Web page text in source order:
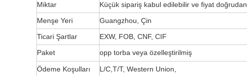
Miktar
Küçük sipariş kabul edilebilir ve fiyat
Menşe Yeri
Guangzhou, Çin
Ticari Şartlar
EXW, FOB, CNF, CIF
Paket
opp torba veya özelleştirilmiş
Ödeme Koşulları L/C,T/T, Western Union,